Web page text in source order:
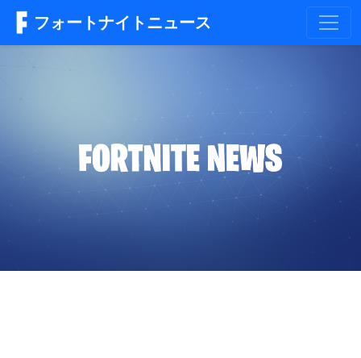
フォートナイトニュース